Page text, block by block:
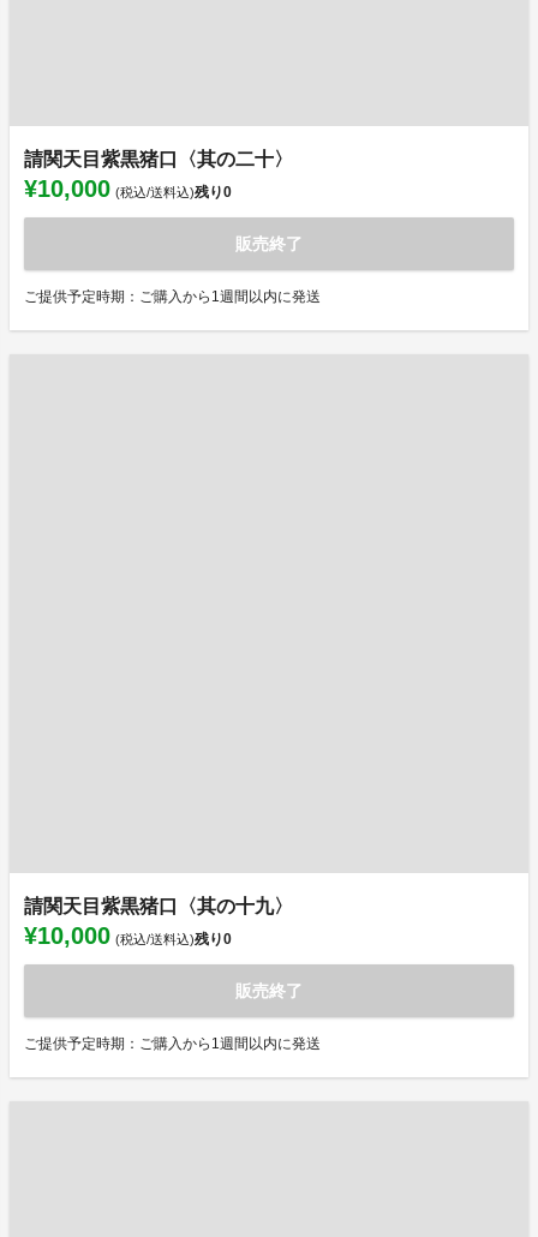
請関天目紫黒猪口〈其の二十〉
¥10,000 (税込/送料込)残り0
販売終了
ご提供予定時期：ご購入から1週間以内に発送
請関天目紫黒猪口〈其の十九〉
¥10,000 (税込/送料込)残り0
販売終了
ご提供予定時期：ご購入から1週間以内に発送